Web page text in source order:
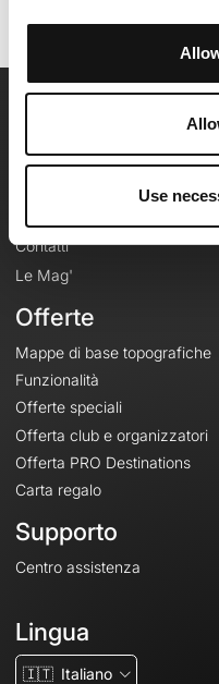
Use
Team
Contatti
Le Mag'
Offerte
Mappe di base topografiche
Funzionalità
Offerte speciali
Offerta club e organizzatori
Offerta PRO Destinations
Carta regalo
Supporto
Centro assistenza
Lingua
🇮🇹 Italiano